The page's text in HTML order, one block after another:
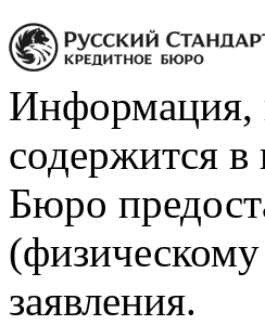
Информация,
содержится
Бюро
заявления.